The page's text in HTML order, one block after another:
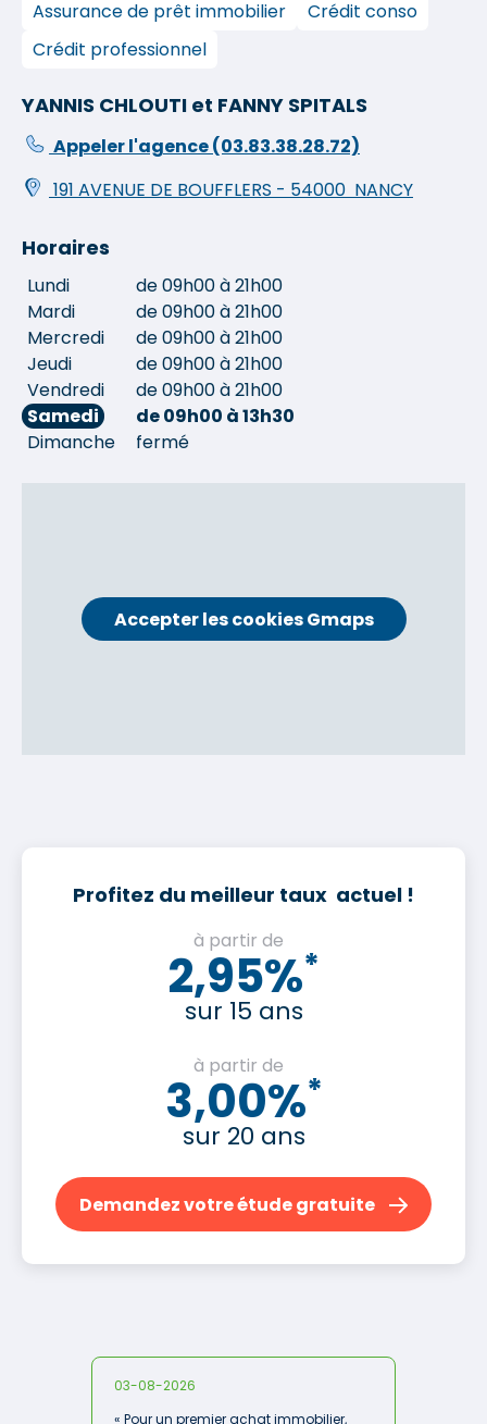
Assurance de prêt immobilier
Crédit conso
Crédit professionnel
YANNIS CHLOUTI et FANNY SPITALS
Appeler l'agence(03.83.38.28.72)
191 AVENUE DE BOUFFLERS - 54000 NANCY
Horaires
Lundi
de 09h00 à 21h00
Mardi
de 09h00 à 21h00
Mercredi
de 09h00 à 21h00
Jeudi
de 09h00 à 21h00
Vendredi
de 09h00 à 21h00
Samedi
de 09h00 à 13h30
Dimanche
fermé
Accepter les cookies Gmaps
Profitez du meilleur taux actuel !
à partir de
2,95%*
sur 15 ans
à partir de
3,00%*
sur 20 ans
Demandez votre étude gratuite
03-08-2026
« Pour un premier achat immobilier,